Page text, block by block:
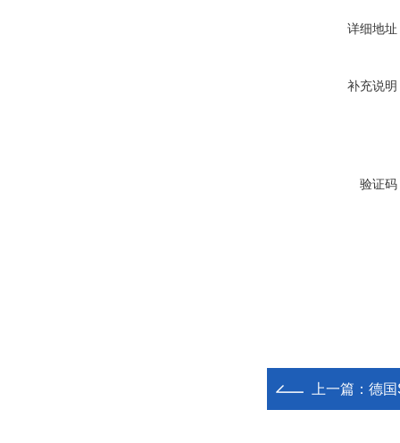
详细地址
补充说明
验证码
上一篇： 德